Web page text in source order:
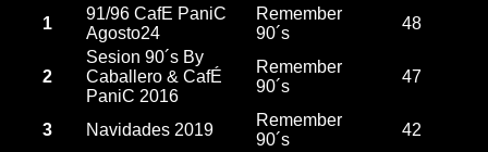
1
91/96 CafE PaniC
Agosto24
Remember
90´s
48
2
Sesion 90´s By
Caballero & CafÉ
PaniC 2016
Remember
90´s
47
3 Navidades 2019
Remember
90´s
42